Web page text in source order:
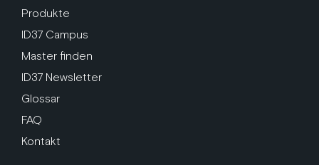
Produkte
ID37 Campus
Master finden
ID37 Newsletter
Glossar
FAQ
Kontakt